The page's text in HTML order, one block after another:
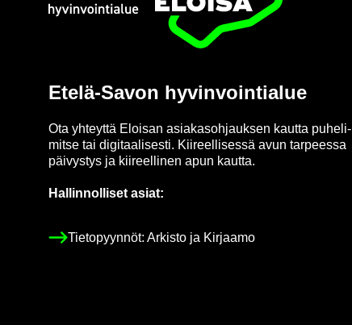
Etusi­vu
Etelä-​Savon hy­vin­voin­tia­lue
Ota yh­teyt­tä Eloi­san asia­kas­oh­jauk­sen kaut­ta pu­he­li­
mit­se tai di­gi­taa­li­ses­ti. Kii­reel­li­ses­sä avun tar­pees­sa
päi­vys­tys ja kii­reel­li­nen apun kaut­ta.
Hal­lin­nol­li­set asiat:
Tie­to­pyyn­nöt: Ar­kis­to ja Kir­jaa­mo